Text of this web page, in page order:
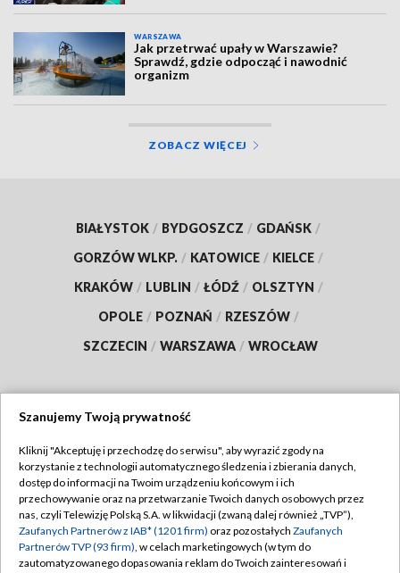
WARSZAWA
Jak przetrwać upały w Warszawie?
Sprawdź, gdzie odpocząć i nawodnić
organizm
ZOBACZ WIĘCEJ
BIAŁYSTOK / BYDGOSZCZ / GDAŃSK /
GORZÓW WLKP. / KATOWICE / KIELCE /
KRAKÓW / LUBLIN / ŁÓDŹ / OLSZTYN /
OPOLE / POZNAŃ / RZESZÓW /
SZCZECIN / WARSZAWA / WROCŁAW
TVP
Abonament TVP
Emisja w TVP
Centrum informacji TVP
Regulamin TVP
Polityka prywatności
Moje zgody
Szanujemy Twoją prywatność
Kliknij "Akceptuję i przechodzę do serwisu", aby wyrazić zgody na
korzystanie z technologii automatycznego śledzenia i zbierania danych,
dostęp do informacji na Twoim urządzeniu końcowym i ich
przechowywanie oraz na przetwarzanie Twoich danych osobowych przez
nas, czyli Telewizję Polską S.A. w likwidacji (zwaną dalej również „TVP”),
Zaufanych Partnerów z IAB* (1201 firm) oraz pozostałych Zaufanych
Partnerów TVP (93 firm), w celach marketingowych (w tym do
zautomatyzowanego dopasowania reklam do Twoich zainteresowań i